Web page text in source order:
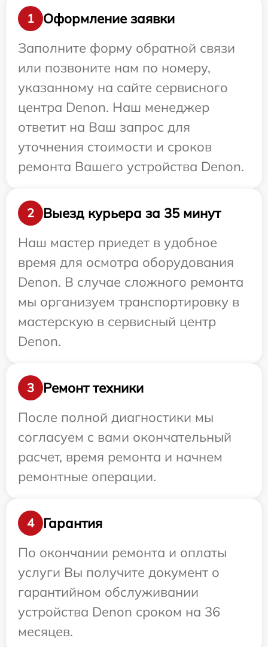
1
Оформление заявки
Заполните форму обратной связи
или позвоните нам по номеру,
указанному на сайте сервисного
центра Denon. Наш менеджер
ответит на Ваш запрос для
уточнения стоимости и сроков
ремонта Вашего устройства Denon.
2
Выезд курьера за 35 минут
Наш мастер приедет в удобное
время для осмотра оборудования
Denon. В случае сложного ремонта
мы организуем транспортировку в
мастерскую в сервисный центр
Denon.
3
Ремонт техники
После полной диагностики мы
согласуем с вами окончательный
расчет, время ремонта и начнем
ремонтные операции.
4
Гарантия
По окончании ремонта и оплаты
услуги Вы получите документ о
гарантийном обслуживании
устройства Denon сроком на 36
месяцев.